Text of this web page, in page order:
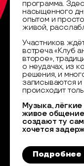
программа.
насыщенного
опытом и
живой,
Участников
встреча «Клуб
второе»,
о неудачах, из
решения, и
записываются
происходит
Музыка,
живое
создают ту
хочется
Подробнее